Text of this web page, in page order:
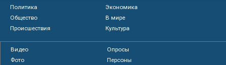
Политика
Экономика
Общество
В мире
Происшествия
Культура
Видео
Опросы
Фото
Персоны